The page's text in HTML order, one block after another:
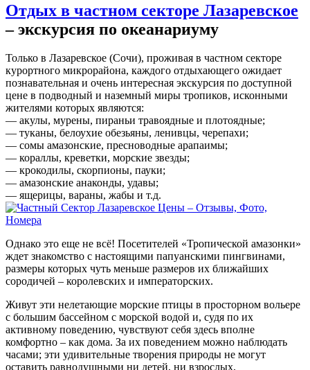
Отдых в частном секторе Лазаревское
– экскурсия по океанариуму
Только в Лазаревское (Сочи), проживая в частном секторе
курортного микрорайона, каждого отдыхающего ожидает
познавательная и очень интересная экскурсия по доступной
цене в подводный и наземный миры тропиков, исконными
жителями которых являются:
— акулы, мурены, пираньи травоядные и плотоядные;
— туканы, белоухие обезьяны, ленивцы, черепахи;
— сомы амазонские, пресноводные арапаимы;
— кораллы, креветки, морские звезды;
— крокодилы, скорпионы, пауки;
— амазонские анаконды, удавы;
— ящерицы, вараны, жабы и т.д.
Однако это еще не всё! Посетителей «Тропической амазонки»
ждет знакомство с настоящими папуанскими пингвинами,
размеры которых чуть меньше размеров их ближайших
сородичей – королевских и императорских.
Живут эти нелетающие морские птицы в просторном вольере
с большим бассейном с морской водой и, судя по их
активному поведению, чувствуют себя здесь вполне
комфортно – как дома. За их поведением можно наблюдать
часами; эти удивительные творения природы не могут
оставить равнодушными ни детей, ни взрослых.